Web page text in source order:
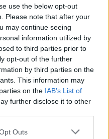
use the below opt-out
Please note that after your
may continue seeing
information utilized by
to third parties prior to
opt-out of the further
by third parties on the
This information may
on the IAB’s List of
further disclose it to other
Outs
ylilennolle
suljetaan